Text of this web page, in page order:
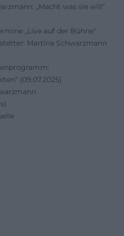
„Macht was sie will“
„Live auf der Bühne“
Martina Schwarzmann
(09.07.2025)